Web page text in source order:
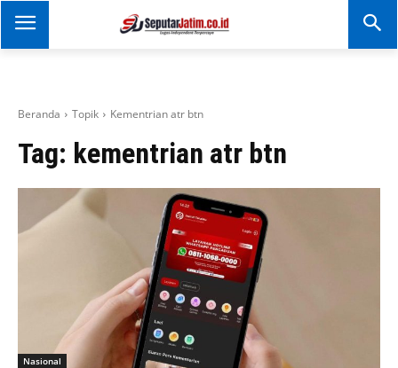
SEPUTAR JATIM
Portal Informasi Dan
Beranda Topik Kementrian atr btn
Tag: kementrian atr btn
Nasional